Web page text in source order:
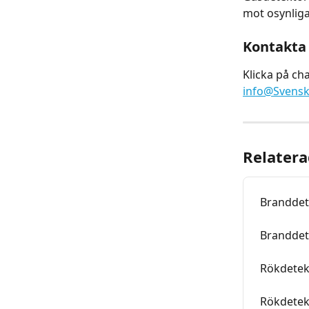
mot
Kontakta
Klicka på